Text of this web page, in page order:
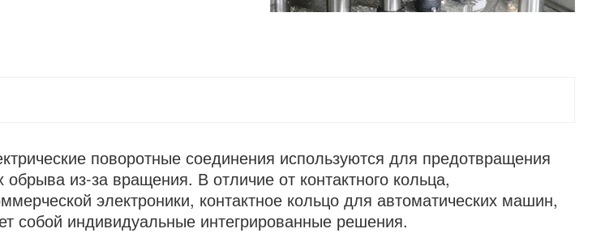
поворотные соединения используются для предотвращения
обрыва из-за вращения. В отличие от контактного кольца,
электроники, контактное кольцо для автоматических машин,
собой индивидуальные интегрированные решения.